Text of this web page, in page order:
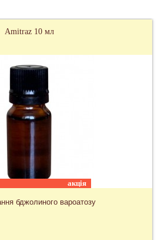
Amitraz 10 мл
акція
бджолиного вароатозу